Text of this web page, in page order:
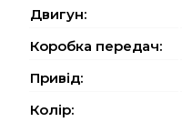
Двигун:
Коробка передач:
Привід:
Колір: